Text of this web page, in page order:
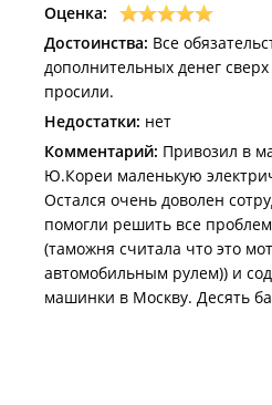
Оценка:
Достоинства: Все
дополнительных денег
просили.
Недостатки: нет
Комментарий: Привозил в
Ю.Кореи маленькую
Остался очень доволен
помогли решить все
(таможня считала что это
автомобильным рулем)) и
машинки в Москву. Десять